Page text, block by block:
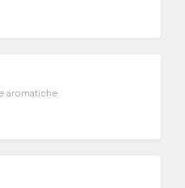
aromatiche